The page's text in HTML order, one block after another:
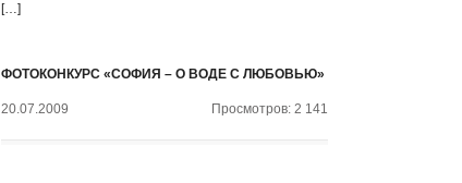
[…]
ФОТОКОНКУРС «СОФИЯ – О ВОДЕ С ЛЮБОВЬЮ»
20.07.2009 Просмотров: 2 141